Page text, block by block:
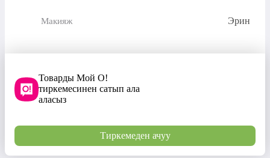
Макияж Эрин
Товарды Мой О!
тиркемесинен сатып ала
аласыз
Тиркемеден ачуу